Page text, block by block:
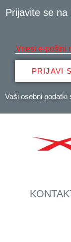
Prijavite se
PRIJAVI
Vaši osebni podatki